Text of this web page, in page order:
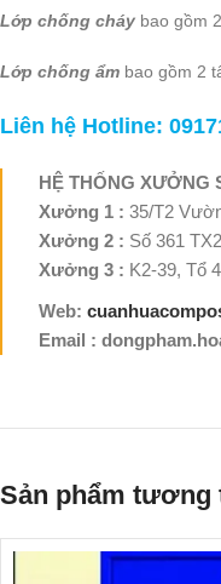
Lớp chống cháy bao gồm
Lớp chống ẩm bao gồm 2
Liên hệ Hotline:
HỆ THỐNG XƯỞNG
Xưởng 1 : 35/T2
Xưởng 2 : Số 361
Xưởng 3 : K2-39, Tổ
Web:
Email :
Sản phẩm tương